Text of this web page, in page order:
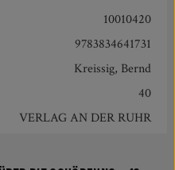
10010420
9783834641731
Kreissig, Bernd
40
VERLAG AN DER RUHR